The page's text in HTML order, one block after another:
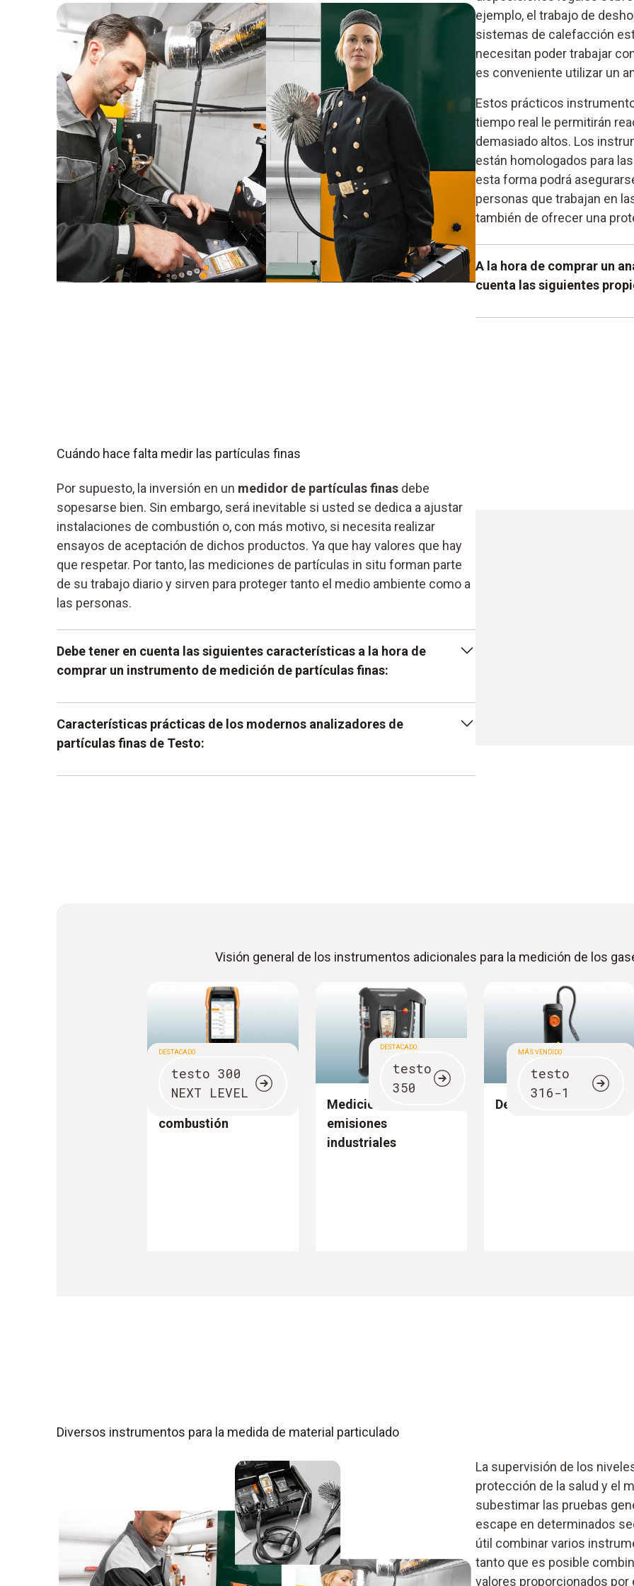
ejemplo, el trabajo de
sistemas de calefacción
necesitan poder trabajar
es conveniente utilizar un
Estos prácticos
tiempo real le permitirán
demasiado altos. Los
están homologados para
esta forma podrá
personas que trabajan en
también de ofrecer una
A la hora de comprar un
cuenta las siguientes
Cuándo hace falta medir las partículas finas
Por supuesto, la inversión en un medidor de partículas finas debe
sopesarse bien. Sin embargo, será inevitable si usted se dedica a ajustar
instalaciones de combustión o, con más motivo, si necesita realizar
ensayos de aceptación de dichos productos. Ya que hay valores que hay
que respetar. Por tanto, las mediciones de partículas in situ forman parte
de su trabajo diario y sirven para proteger tanto el medio ambiente como a
las personas.
Debe tener en cuenta las siguientes características a la hora de
comprar un instrumento de medición de partículas finas:
sofisticada. Esto le ayuda a tener una mejor visión de conjunto y a obtener
valores muy precisos. Los instrumentos de Testo están diseñados
Características prácticas de los modernos analizadores de
partículas finas de Testo:
Visión general de los instrumentos adicionales para la medición de los
DESTACADO
testo 300
NEXT LEVEL
combustión
DESTACADO
testo
350
Mediciones de
emisiones
industriales
MÁS VENDIDO
testo
316-1
Detector de fugas
Diversos instrumentos para la medida de material particulado
La supervisión de los
protección de la salud y el
subestimar las pruebas
escape en determinados
útil combinar varios
tanto que es posible
valores proporcionados